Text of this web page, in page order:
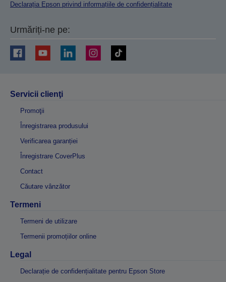
Declarația Epson privind informațiile de confidențialitate
Urmăriți-ne pe:
Servicii clienţi
Promoţii
Înregistrarea produsului
Verificarea garanției
Înregistrare CoverPlus
Contact
Căutare vânzător
Termeni
Termeni de utilizare
Termenii promoțiilor online
Legal
Declarație de confidențialitate pentru Epson Store